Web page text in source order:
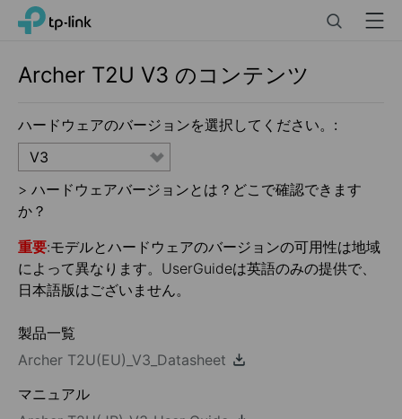
Click
navigation
TP-Link, Reliably Smart Menu
Archer T2U V3 のコンテンツ
ハードウェアのバージョンを選択してください。:
V3
> ハードウェアバージョンとは？どこで確認できます
か？
重要:モデルとハードウェアのバージョンの可用性は地域
によって異なります。UserGuideは英語のみの提供で、
日本語版はございません。
製品一覧
Archer T2U(EU)_V3_Datasheet
マニュアル